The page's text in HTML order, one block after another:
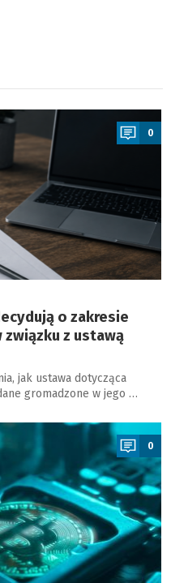
0
o zakresie
związku z ustawą
jak ustawa dotycząca
gromadzone w jego …
0